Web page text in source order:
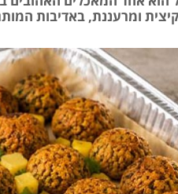
ומרעננת, באדיבות